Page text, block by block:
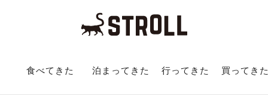
STROLL Menu
食べてきた 泊まってきた 行ってきた 買ってき